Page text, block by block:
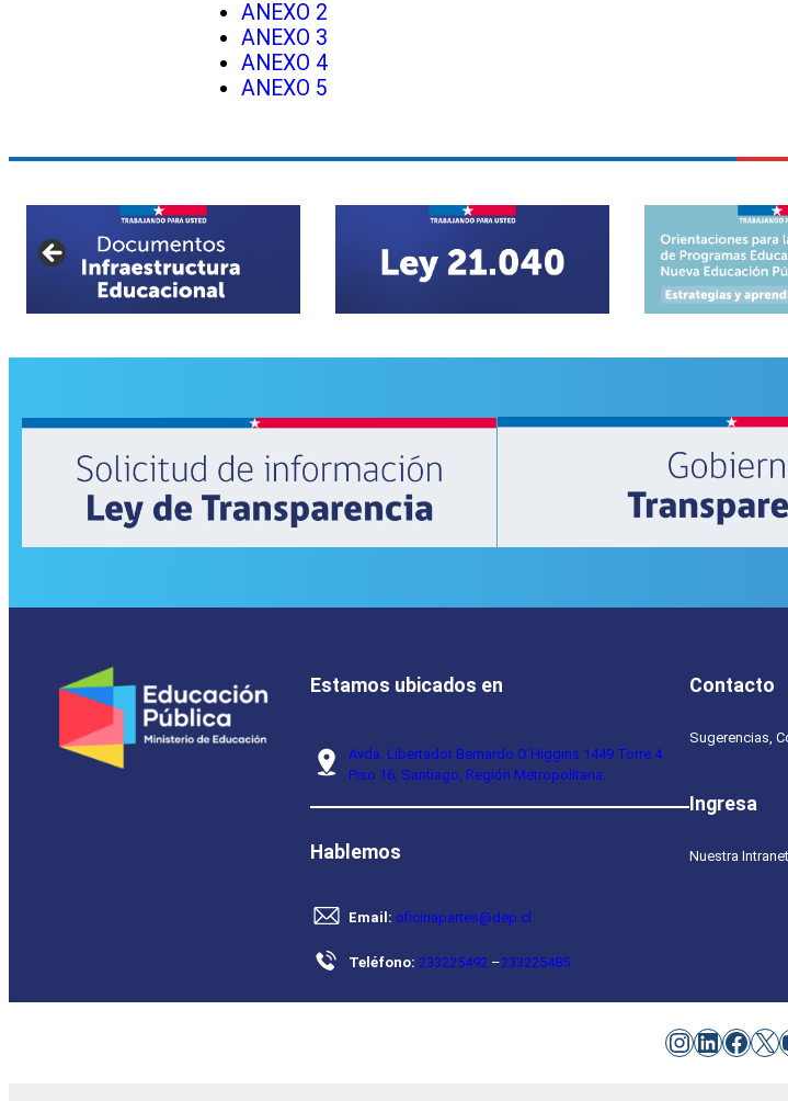
ANEXO 2
ANEXO 3
ANEXO 4
ANEXO 5
Estamos ubicados en
Avda. Libertador Bernardo O’Higgins 1449 Torre 4
Piso 16, Santiago, Región Metropolitana.
Hablemos
Email: oficinapartes@dep.cl
Teléfono: 233225492 –233225485
Contacto
Sugerencias,
Ingresa
Nuestra Intranet
Instagram
X